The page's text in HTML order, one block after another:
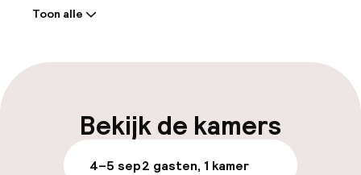
Meertalige medewerkers
Parkeren & mobiliteit
Toon alle
Bekijk de kamers
4–5 sep2 gasten, 1 kamer